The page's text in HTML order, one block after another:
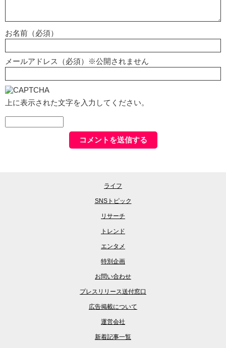
お名前（必須）
メールアドレス（必須）※公開されません
上に表示された文字を入力してください。
ライフ
SNSトピック
リサーチ
トレンド
エンタメ
特別企画
お問い合わせ
プレスリリース送付窓口
広告掲載について
運営会社
新着記事一覧